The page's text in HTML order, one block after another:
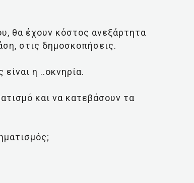
θα έχουν κόστος ανεξάρτητα
στις δημοσκοπήσεις.
η ..οκνηρία.
και να κατεβάσουν τα